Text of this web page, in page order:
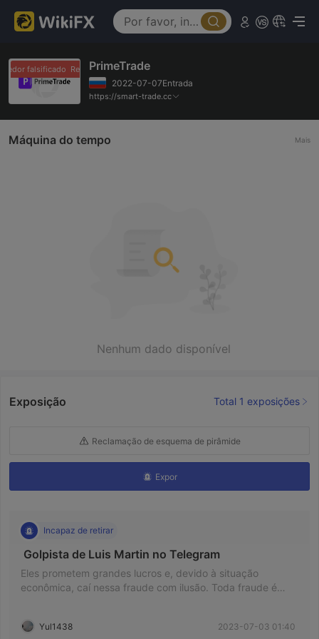
falsificado Revendedor falsificado
PrimeTrade
2022-07-07Entrada
https://smart-trade.cc
Máquina do tempo Mais
Nenhum dado disponível
Exposição Total 1 exposições
Reclamação de esquema de pirâmide
Expor
Incapaz de retirar
Eles prometem grandes lucros e, devido à situação
econômica, caí nessa fraude com ilusão. Toda fraude é
850 pesos mexicanos, me fizeram esperar uma hora e ele
Yul1438 2023-07-03 01:40